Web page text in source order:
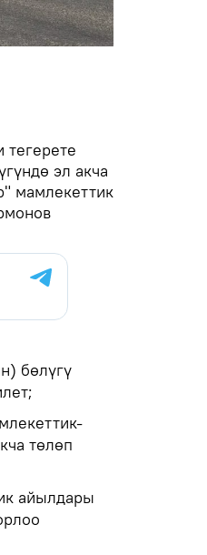
эл акча
мамлекеттик
бөлүгү
төлөп
айылдары